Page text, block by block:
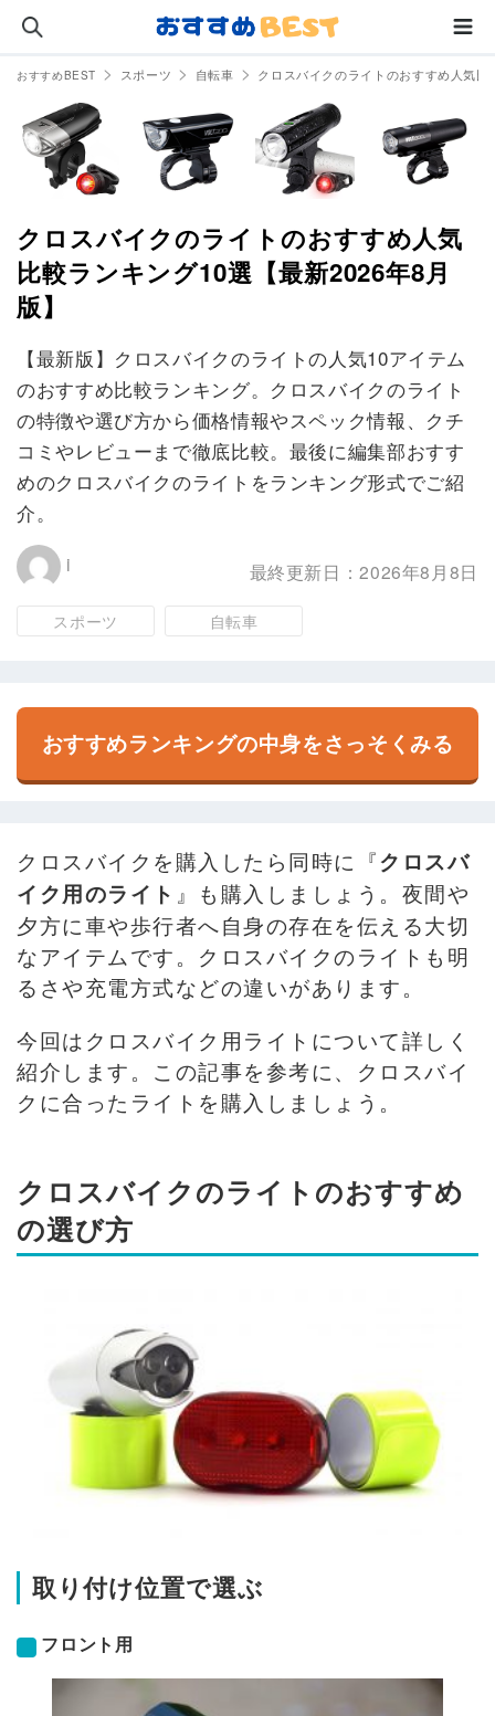
おすすめBEST スポーツ 自転車 クロスバイクのライトのおすすめ人気比
クロスバイクのライトのおすすめ人気
比較ランキング10選【最新2026年8月
版】
【最新版】クロスバイクのライトの人気10アイテム
のおすすめ比較ランキング。クロスバイクのライト
の特徴や選び方から価格情報やスペック情報、クチ
コミやレビューまで徹底比較。最後に編集部おすす
めのクロスバイクのライトをランキング形式でご紹
介。
i 最終更新日：2026年8月8日
スポーツ 自転車
おすすめランキングの中身をさっそくみる
クロスバイクを購入したら同時に『クロスバ
イク用のライト 』も購入しましょう。夜間や
夕方に車や歩行者へ自身の存在を伝える大切
なアイテムです。クロスバイクのライトも明
るさや充電方式などの違いがあります。
今回はクロスバイク用ライトについて詳しく
紹介します。この記事を参考に、クロスバイ
クに合ったライトを購入しましょう。
クロスバイクのライトのおすすめ
の選び方
取り付け位置で選ぶ
フロント用